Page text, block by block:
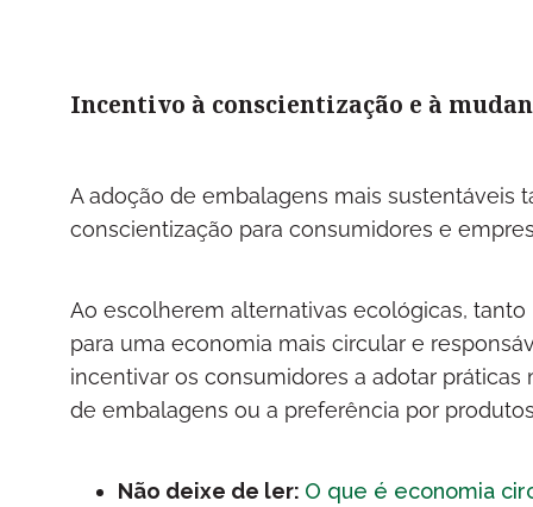
Incentivo à conscientização e à
A adoção de embalagens mais
conscientização para consumidores e
Ao escolherem alternativas ecológicas,
para uma economia mais circular e
incentivar os consumidores a adotar
de embalagens ou a preferência por
Não deixe de ler: O que é economia